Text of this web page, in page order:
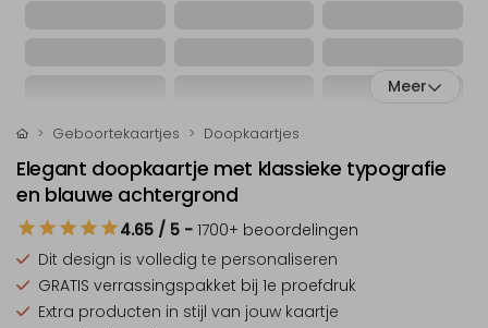
Meer
Geboortekaartjes Doopkaartjes
Elegant doopkaartje met klassieke typografie
en blauwe achtergrond
4.65 / 5 - 1700+ beoordelingen
Dit design is volledig te personaliseren
GRATIS verrassingspakket bij 1e proefdruk
Extra producten in stijl van jouw kaartje